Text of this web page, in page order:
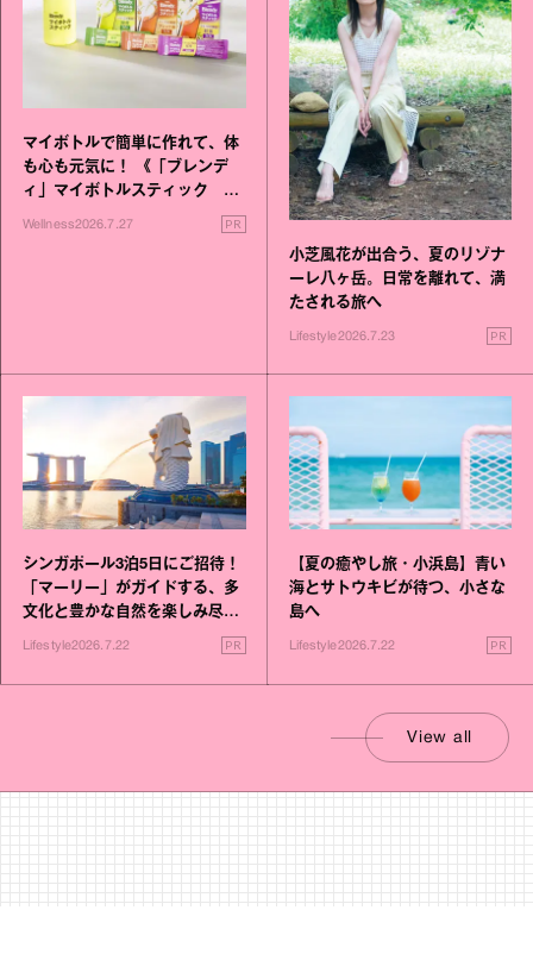
マイボトルで簡単に作れて、体
も心も元気に！ 《「ブレンデ
ィ」マイボトルスティック い
いこと毎日》シリーズが誕生
Wellness2026.7.27 PR
小芝風花が出合う、夏のリゾナ
ーレ八ヶ岳。日常を離れて、満
たされる旅へ
Lifestyle2026.7.23 PR
シンガポール3泊5日にご招待！
「マーリー」がガイドする、多
文化と豊かな自然を楽しみ尽く
Lifestyle2026.7.22 PR
【夏の癒やし旅・小浜島】青い
海とサトウキビが待つ、小さな
島へ
Lifestyle2026.7.22 PR
View all